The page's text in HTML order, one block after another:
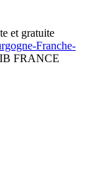
et gratuite
Franche-
FRANCE